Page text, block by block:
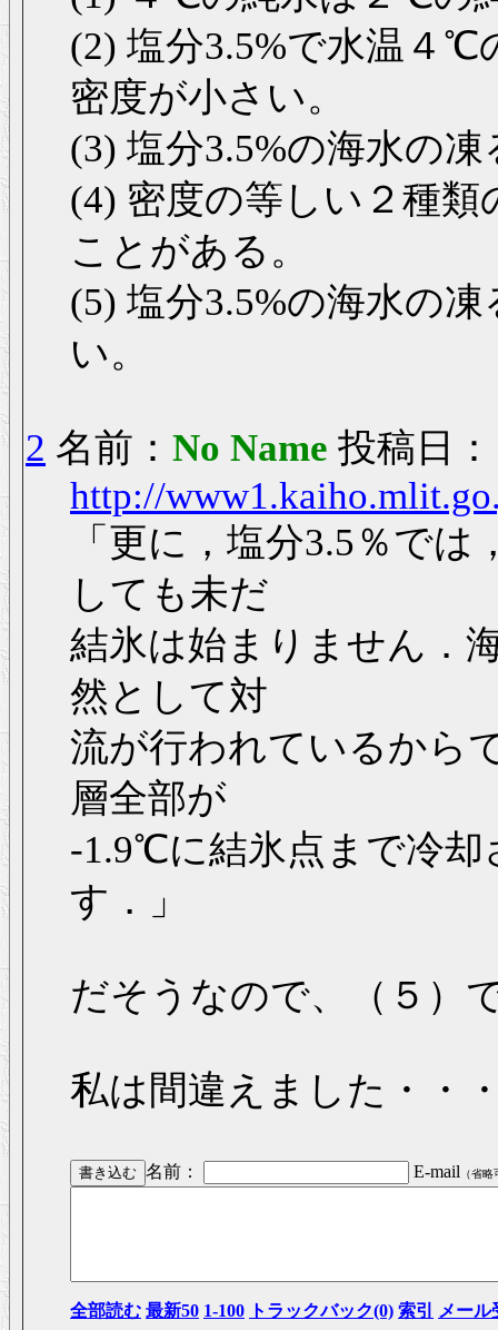
(2) 塩分3.5%で水温４℃
密度が小さい。
(3) 塩分3.5%の海水の
(4) 密度の等しい２種
ことがある。
(5) 塩分3.5%の海水の
い。
2 名前： No Name 投稿日
http://
「更に，塩分3.5％で
しても未だ
結氷は始まりません．
然として対
流が行われているから
層全部が
-1.9℃に結氷点まで冷
す．」
だそうなので、（５）
私は間違えました・・
名前： E-mail （省略
全部読む 最新50 1-100 トラックバック(0) 索引 メール